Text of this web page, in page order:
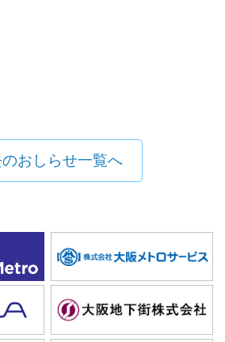
おしらせ一覧へ